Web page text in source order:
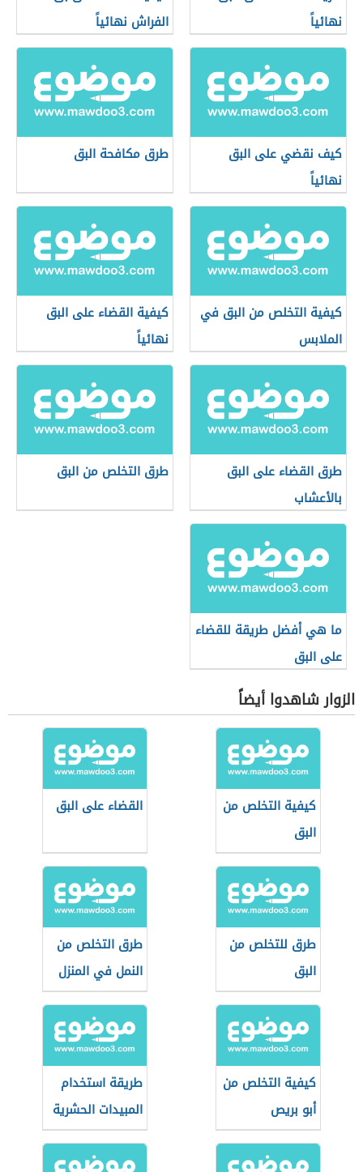
نهائياً
الفراش نهائياً
كيف نقضي على البق
نهائياً
طرق مكافحة البق
كيفية التخلص من البق في
الملابس
كيفية القضاء على البق
نهائياً
طرق القضاء على البق
بالأعشاب
طرق التخلص من البق
ما هي أفضل طريقة للقضاء
على البق
الزوار شاهدوا أيضاً
كيفية التخلص من
البق
القضاء على البق
طرق للتخلص من
البق
طرق التخلص من
النمل في المنزل
كيفية التخلص من
أبو بريص
طريقة استخدام
المبيدات الحشرية
في المنزل